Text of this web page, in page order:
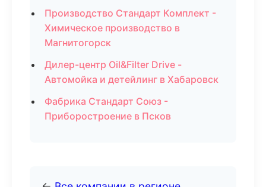
Производство Стандарт Комплект -
Химическое производство в
Магнитогорск
Дилер-центр Oil&Filter Drive -
Автомойка и детейлинг в Хабаровск
Фабрика Стандарт Союз -
Приборостроение в Псков